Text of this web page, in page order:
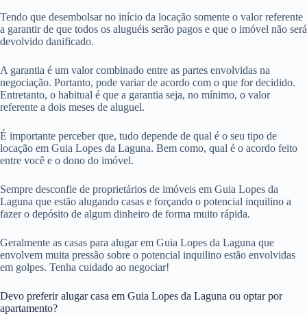
Tendo que desembolsar no início da locação somente o valor referente
a garantir de que todos os aluguéis serão pagos e que o imóvel não será
devolvido danificado.
A garantia é um valor combinado entre as partes envolvidas na
negociação. Portanto, pode variar de acordo com o que for decidido.
Entretanto, o habitual é que a garantia seja, no mínimo, o valor
referente a dois meses de aluguel.
É importante perceber que, tudo depende de qual é o seu tipo de
locação em Guia Lopes da Laguna. Bem como, qual é o acordo feito
entre você e o dono do imóvel.
Sempre desconfie de proprietários de imóveis em Guia Lopes da
Laguna que estão alugando casas e forçando o potencial inquilino a
fazer o depósito de algum dinheiro de forma muito rápida.
Geralmente as casas para alugar em Guia Lopes da Laguna que
envolvem muita pressão sobre o potencial inquilino estão envolvidas
em golpes. Tenha cuidado ao negociar!
Devo preferir alugar casa em Guia Lopes da Laguna ou optar por
apartamento?